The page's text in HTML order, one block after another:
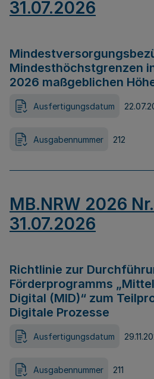
31.07.2026
Mindesthöchstgrenzen
2026 maßgeblichen
Ausfertigungsdatum
Ausgabennummer 212
MB.NRW 2026
31.07.2026
Richtlinie zur
Förderprogramms
Digital (MID)“ zum
Digitale Prozesse
Ausfertigungsdatum
Ausgabennummer 211